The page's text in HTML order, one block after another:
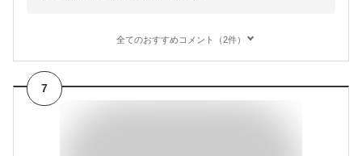
全てのおすすめコメント（2件）
7